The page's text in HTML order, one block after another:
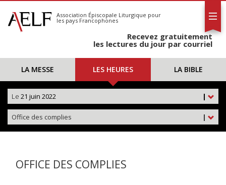
S'abonner
Calendrier
Association Épiscopale Liturgique pour
les pays Francophones
Recevez gratuitement
les lectures du jour par courriel
LA MESSE LES HEURES LA BIBLE
|
Le 21 juin 2022
|
Office des complies
OFFICE DES COMPLIES